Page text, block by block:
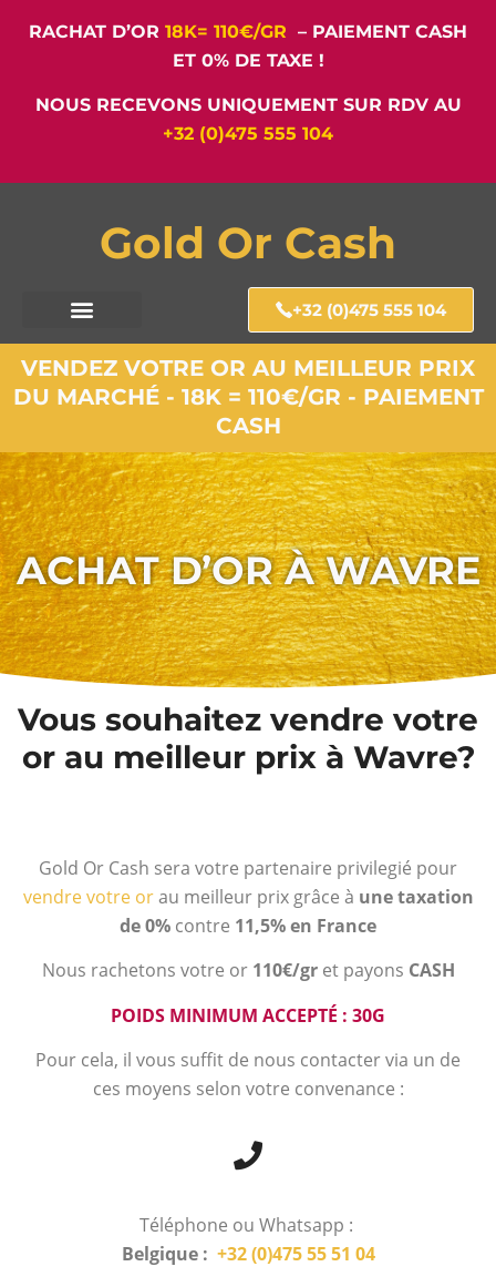
RACHAT D’OR 18K= 110€/GR – PAIEMENT CASH
ET 0% DE TAXE !
NOUS RECEVONS UNIQUEMENT SUR RDV AU
+32 (0)475 555 104
Gold Or Cash
+32 (0)475 555 104
VENDEZ VOTRE OR AU MEILLEUR PRIX
DU MARCHÉ - 18K = 110€/GR - PAIEMENT
CASH
ACHAT D’OR À WAVRE
Vous souhaitez vendre votre
or au meilleur prix à Wavre?
Gold Or Cash sera votre partenaire privilegié pour
vendre votre orau meilleur prix grâce à une taxation
de 0% contre 11,5% en France
Nous rachetons votre or 110€/gr et payons CASH
POIDS MINIMUM ACCEPTÉ : 30G
Pour cela, il vous suffit de nous contacter via un de
ces moyens selon votre convenance :
Téléphone ou Whatsapp :
Belgique : +32 (0)475 55 51 04